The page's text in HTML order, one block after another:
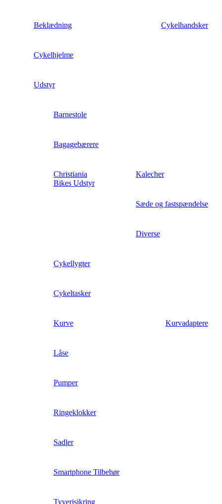
Beklædning Cykelhandsker
Cykelhjelme
Udstyr
Barnestole
Bagagebærere
Christiania
Bikes Udstyr
Kalecher
Sæde og fastspændelse
Diverse
Cykellygter
Cykeltasker
Kurve Kurvadaptere
Låse
Pumper
Ringeklokker
Sadler
Smartphone Tilbehør
Tyverisikring